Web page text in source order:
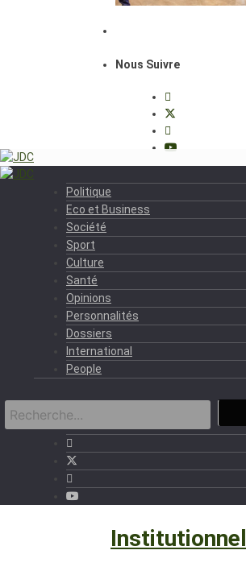
Nous Suivre
Politique
Eco et Business
Société
Sport
Culture
Santé
Opinions
Personnalités
Dossiers
International
People
Institutionnel